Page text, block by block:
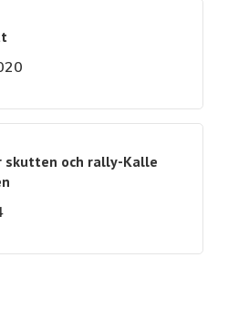
skutten och rally-Kalle